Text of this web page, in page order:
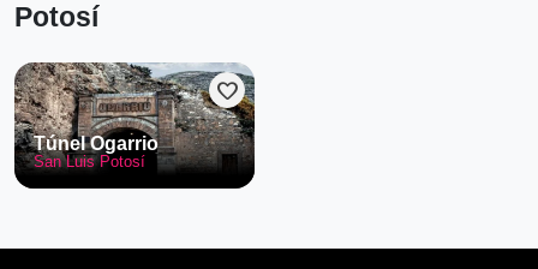
Potosí
favorite
Túnel Ogarrio
San Luis Potosí